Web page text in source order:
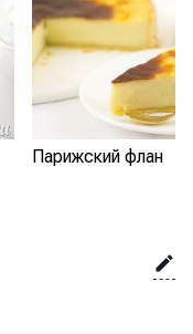
Парижский флан